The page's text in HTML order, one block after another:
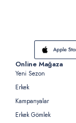
Online Mağaza
Yeni Sezon
Erkek
Kampanyalar
Erkek Gömlek